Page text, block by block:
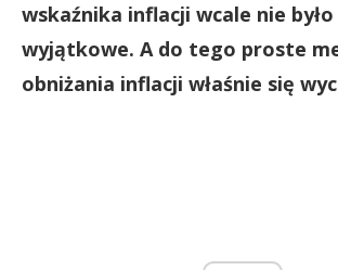
wskaźnika inflacji wcale nie było
wyjątkowe. A do tego proste
obniżania inflacji właśnie się